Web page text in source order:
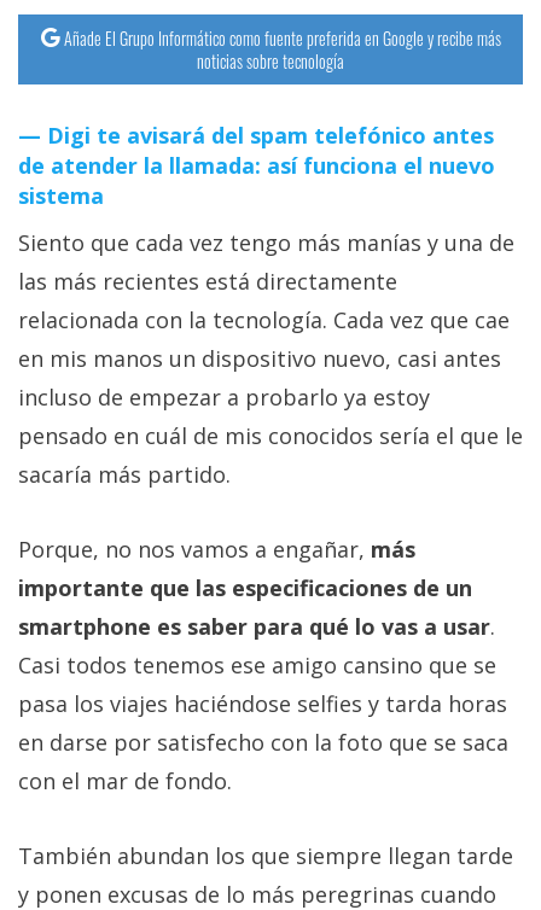
Añade El Grupo Informático como fuente preferida en Google y recibe más
noticias sobre tecnología
Digi te avisará del spam telefónico antes
de atender la llamada: así funciona el nuevo
sistema
Siento que cada vez tengo más manías y una de
las más recientes está directamente
relacionada con la tecnología. Cada vez que cae
en mis manos un dispositivo nuevo, casi antes
incluso de empezar a probarlo ya estoy
pensado en cuál de mis conocidos sería el que le
sacaría más partido.
Porque, no nos vamos a engañar, más
importante que las especificaciones de un
smartphone es saber para qué lo vas a usar.
Casi todos tenemos ese amigo cansino que se
pasa los viajes haciéndose selfies y tarda horas
en darse por satisfecho con la foto que se saca
con el mar de fondo.
También abundan los que siempre llegan tarde
y ponen excusas de lo más peregrinas cuando